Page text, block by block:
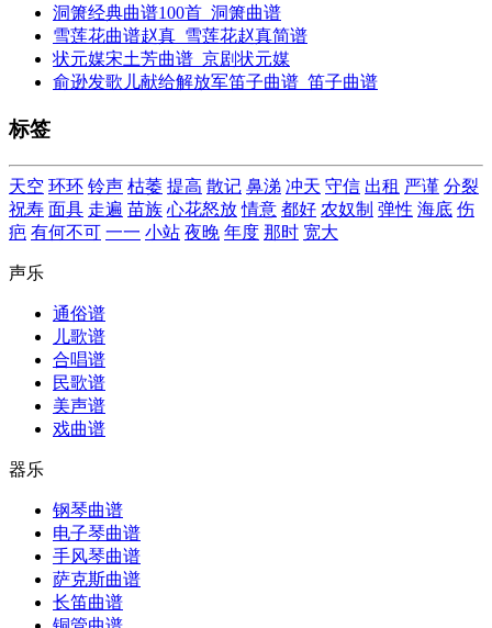
洞箫经典曲谱100首_洞箫曲谱
雪莲花曲谱赵真_雪莲花赵真简谱
状元媒宋土芳曲谱_京剧状元媒
俞逊发歌儿献给解放军笛子曲谱_笛子曲谱
标签
天空 环环 铃声 枯萎 提高 散记 鼻涕 冲天 守信 出租 严谨 分裂
祝寿 面具 走遍 苗族 心花怒放 情意 都好 农奴制 弹性 海底 伤
疤 有何不可 一一 小站 夜晚 年度 那时 宽大
声乐
通俗谱
儿歌谱
合唱谱
民歌谱
美声谱
戏曲谱
器乐
钢琴曲谱
电子琴曲谱
手风琴曲谱
萨克斯曲谱
长笛曲谱